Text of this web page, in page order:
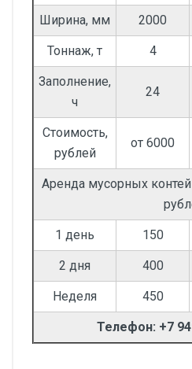
Ширина, мм 2000
Тоннаж, т 4
Заполнение,
ч
24
Стоимость,
рублей
от 6000
Аренда мусорных
1 день 150
2 дня 400
Неделя 450
Телефон: +7